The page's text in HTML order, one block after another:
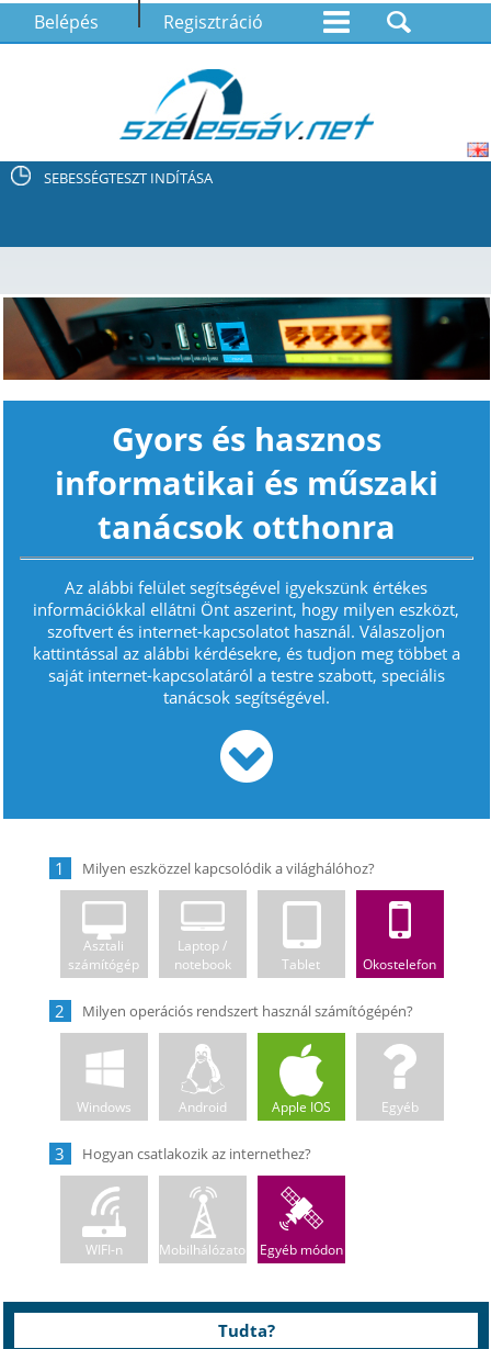
Belépés Regisztráció
SEBESSÉGTESZT INDÍTÁSA
Gyors és hasznos
informatikai és műszaki
tanácsok otthonra
Az alábbi felület segítségével igyekszünk értékes
információkkal ellátni Önt aszerint, hogy milyen eszközt,
szoftvert és internet-kapcsolatot használ. Válaszoljon
kattintással az alábbi kérdésekre, és tudjon meg többet a
saját internet-kapcsolatáról a testre szabott, speciális
tanácsok segítségével.
1
Asztali
számítógép
Laptop /
notebook
Tablet Okostelefon
2
Windows Android Apple IOS Egyéb
3
WIFI-n Mobilhálózaton Egyéb módon
Tudta?